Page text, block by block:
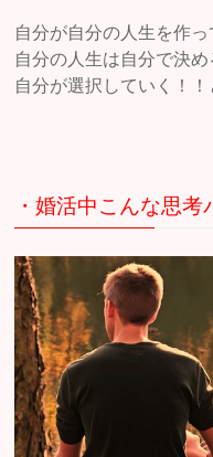
自分が自分の人生を作っ
自分の人生は自分で決め
自分が選択していく！
・婚活中こんな思